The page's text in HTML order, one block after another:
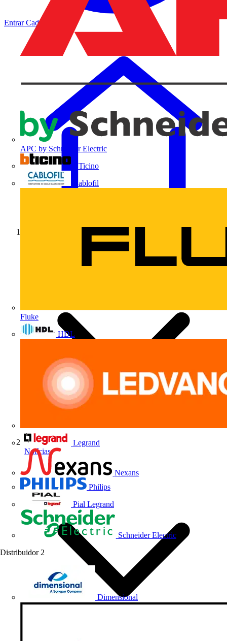
APC by Schneider Electric
BTicino
Cablofil
Fluke
HDL
Legrand
Nexans
Philips
Pial Legrand
Schneider Electric
Distribuidor 2
Dimensional
EntrarCadastrar
Notícias